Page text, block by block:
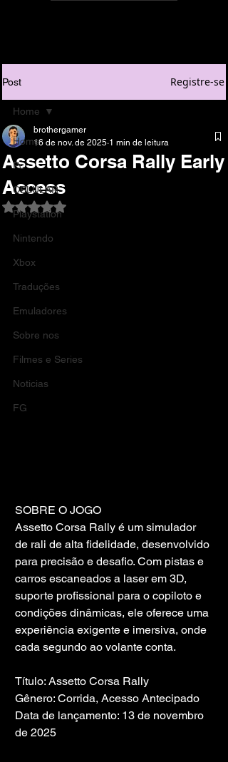
Post Registre-se
Home
Pc
CELULAR
Playstation
Nintendo
Xbox
Traduções
Emuladores
Sobre nos
Filmes e Series
Noticias
FG
Home
Assetto Corsa Rally Early
Access
brothergamer
16 de nov. de 2025 1 min de leitura
Avaliado com NaN de 5 estrelas.
SOBRE O JOGO
Assetto Corsa Rally é um simulador
de rali de alta fidelidade, desenvolvido
para precisão e desafio. Com pistas e
carros escaneados a laser em 3D,
suporte profissional para o copiloto e
condições dinâmicas, ele oferece uma
experiência exigente e imersiva, onde
cada segundo ao volante conta.
Título: Assetto Corsa Rally
Gênero: Corrida, Acesso Antecipado
Data de lançamento: 13 de novembro
de 2025